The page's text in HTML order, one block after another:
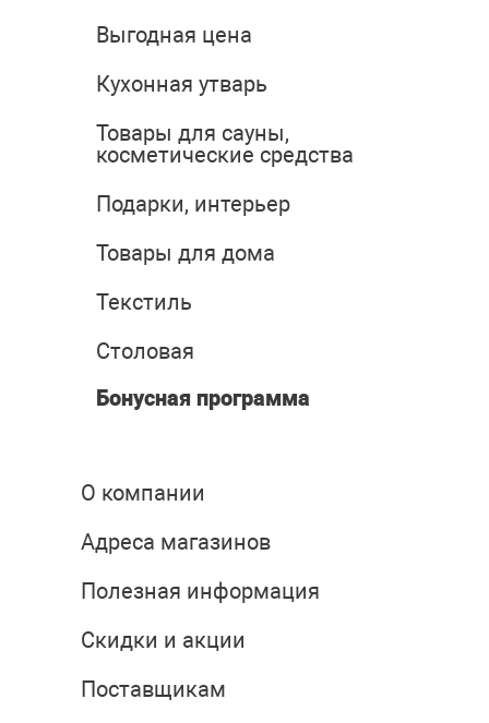
Выгодная цена
Кухонная утварь
Товары для сауны,
косметические средства
Подарки, интерьер
Товары для дома
Текстиль
Столовая
Бонусная программа
О компании
Адреса магазинов
Полезная информация
Скидки и акции
Поставщикам